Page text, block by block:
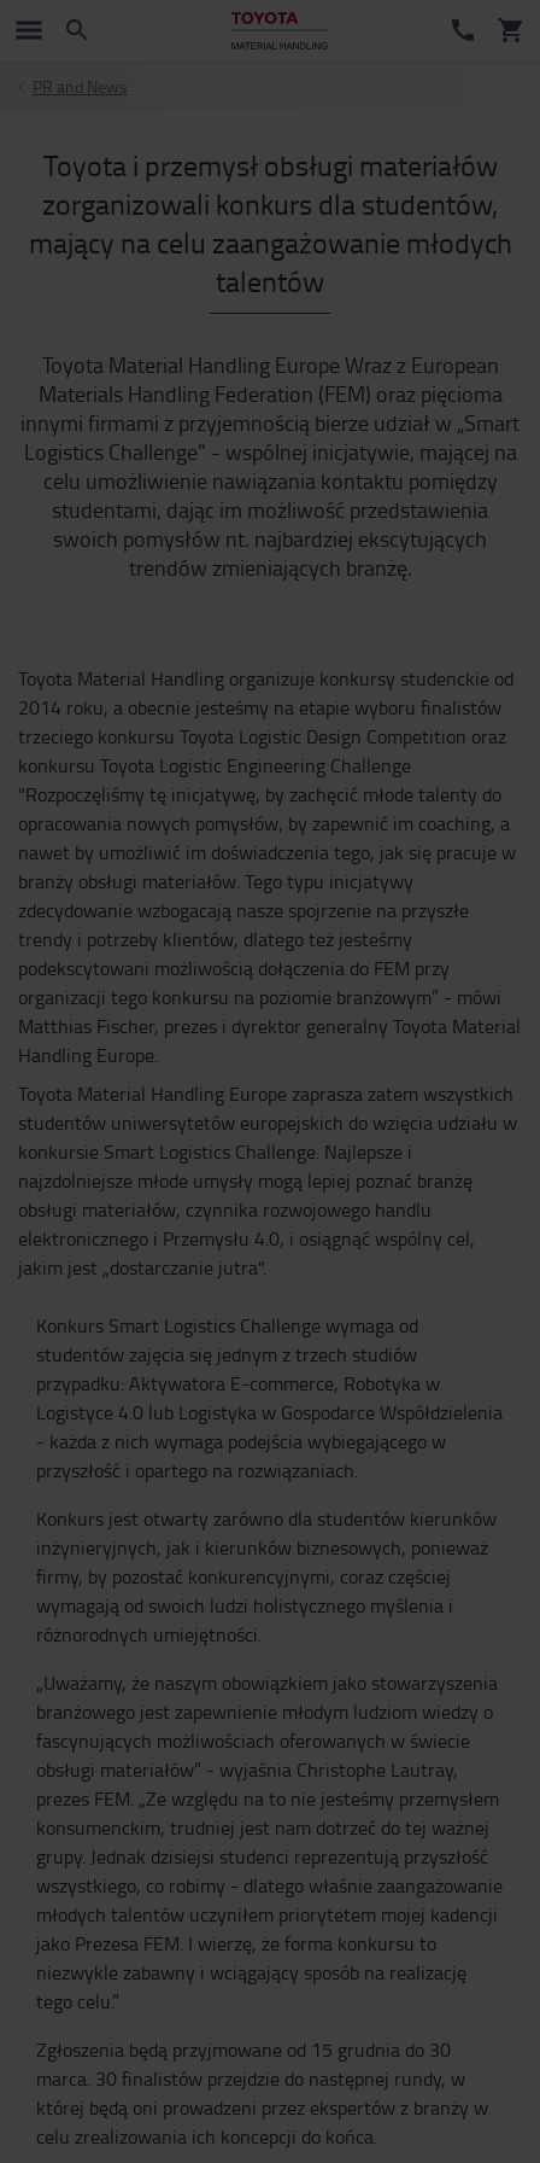
PR and News
Toyota i przemysł obsługi materiałów
zorganizowali konkurs dla studentów,
mający na celu zaangażowanie młodych
talentów
Toyota Material Handling Europe Wraz z European
Materials Handling Federation (FEM) oraz pięcioma
innymi firmami z przyjemnością bierze udział w „Smart
Logistics Challenge” - wspólnej inicjatywie, mającej na
celu umożliwienie nawiązania kontaktu pomiędzy
studentami, dając im możliwość przedstawienia
swoich pomysłów nt. najbardziej ekscytujących
trendów zmieniających branżę.
Toyota Material Handling organizuje konkursy studenckie od
2014 roku, a obecnie jesteśmy na etapie wyboru finalistów
trzeciego konkursu Toyota Logistic Design Competition oraz
konkursu Toyota Logistic Engineering Challenge
"Rozpoczęliśmy tę inicjatywę, by zachęcić młode talenty do
opracowania nowych pomysłów, by zapewnić im coaching, a
nawet by umożliwić im doświadczenia tego, jak się pracuje w
branży obsługi materiałów. Tego typu inicjatywy
zdecydowanie wzbogacają nasze spojrzenie na przyszłe
trendy i potrzeby klientów, dlatego też jesteśmy
podekscytowani możliwością dołączenia do FEM przy
organizacji tego konkursu na poziomie branżowym” - mówi
Matthias Fischer, prezes i dyrektor generalny Toyota Material
Handling Europe.
Toyota Material Handling Europe zaprasza zatem wszystkich
studentów uniwersytetów europejskich do wzięcia udziału w
konkursie Smart Logistics Challenge. Najlepsze i
najzdolniejsze młode umysły mogą lepiej poznać branżę
obsługi materiałów, czynnika rozwojowego handlu
elektronicznego i Przemysłu 4.0, i osiągnąć wspólny cel,
jakim jest „dostarczanie jutra".
Konkurs Smart Logistics Challenge wymaga od
studentów zajęcia się jednym z trzech studiów
przypadku: Aktywatora E-commerce, Robotyka w
Logistyce 4.0 lub Logistyka w Gospodarce Współdzielenia
- każda z nich wymaga podejścia wybiegającego w
przyszłość i opartego na rozwiązaniach.
Konkurs jest otwarty zarówno dla studentów kierunków
inżynieryjnych, jak i kierunków biznesowych, ponieważ
firmy, by pozostać konkurencyjnymi, coraz częściej
wymagają od swoich ludzi holistycznego myślenia i
różnorodnych umiejętności.
„Uważamy, że naszym obowiązkiem jako stowarzyszenia
branżowego jest zapewnienie młodym ludziom wiedzy o
fascynujących możliwościach oferowanych w świecie
obsługi materiałów” - wyjaśnia Christophe Lautray,
prezes FEM. „Ze względu na to nie jesteśmy przemysłem
konsumenckim, trudniej jest nam dotrzeć do tej ważnej
grupy. Jednak dzisiejsi studenci reprezentują przyszłość
wszystkiego, co robimy - dlatego właśnie zaangażowanie
młodych talentów uczyniłem priorytetem mojej kadencji
jako Prezesa FEM. I wierzę, że forma konkursu to
niezwykle zabawny i wciągający sposób na realizację
tego celu.”
Zgłoszenia będą przyjmowane od 15 grudnia do 30
marca. 30 finalistów przejdzie do następnej rundy, w
której będą oni prowadzeni przez ekspertów z branży w
celu zrealizowania ich koncepcji do końca.